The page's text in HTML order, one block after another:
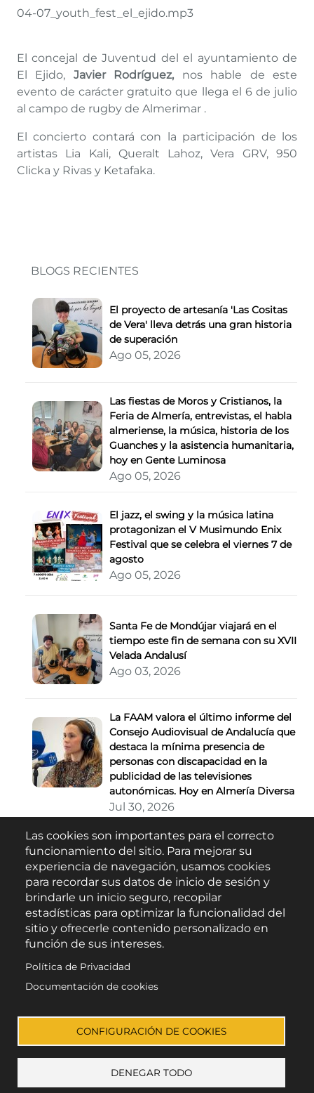
04-07_youth_fest_el_ejido.mp3
El concejal de Juventud del el ayuntamiento de
El Ejido, Javier Rodríguez, nos hable de este
evento de carácter gratuito que llega el 6 de julio
al campo de rugby de Almerimar .
El concierto contará con la participación de los
artistas Lia Kali, Queralt Lahoz, Vera GRV, 950
Clicka y Rivas y Ketafaka.
BLOGS RECIENTES
El proyecto de artesanía 'Las Cositas
de Vera' lleva detrás una gran historia
de superación
Ago 05, 2026
Las fiestas de Moros y Cristianos, la
Feria de Almería, entrevistas, el habla
almeriense, la música, historia de los
Guanches y la asistencia humanitaria,
hoy en Gente Luminosa
Ago 05, 2026
El jazz, el swing y la música latina
protagonizan el V Musimundo Enix
Festival que se celebra el viernes 7 de
agosto
Ago 05, 2026
Santa Fe de Mondújar viajará en el
tiempo este fin de semana con su XVII
Velada Andalusí
Ago 03, 2026
La FAAM valora el último informe del
Consejo Audiovisual de Andalucía que
destaca la mínima presencia de
personas con discapacidad en la
publicidad de las televisiones
autonómicas. Hoy en Almería Diversa
Jul 30, 2026
Buscar
Las cookies son importantes para el correcto
funcionamiento del sitio. Para mejorar su
experiencia de navegación, usamos cookies
para recordar sus datos de inicio de sesión y
brindarle un inicio seguro, recopilar
estadísticas para optimizar la funcionalidad del
sitio y ofrecerle contenido personalizado en
función de sus intereses.
Política de Privacidad
Documentación de cookies
CONFIGURACIÓN DE COOKIES
DENEGAR TODO